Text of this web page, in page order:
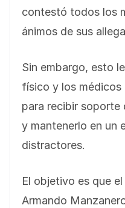
contestó todos los
ánimos de sus
Sin embargo, esto
físico y los
para recibir soporte
y mantenerlo en un
distractores.
El objetivo es que
Armando